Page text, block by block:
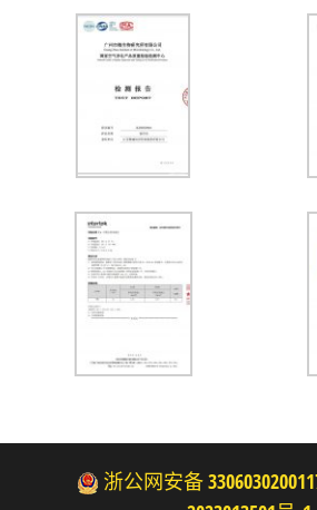
浙公网安备